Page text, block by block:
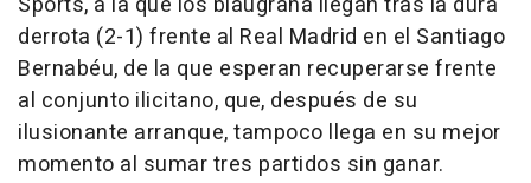
derrota (2-1) frente al Real Madrid en el Santiago
Bernabéu, de la que esperan recuperarse frente
al conjunto ilicitano, que, después de su
ilusionante arranque, tampoco llega en su mejor
momento al sumar tres partidos sin ganar.